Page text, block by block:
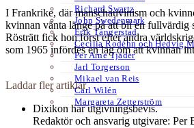
Richard Swartz
John Swedenmark
Erik Tängerstad
Cecilia Rodéhn och Hedvig
Per Arne Tjäder
Jarl Torgerson
Mikael van Reis
Carl Wilén
Margareta Zetterström
I Frankrike, där manschauvinism och
kvinnan vänta länge på att bli en fullvärdig
Rösträtt fick hon först efter andra
som 1965 infördes en lag om att kvinnan
Laddar fler artiklar
Dixikon har utgivningsbevis.
Redaktör och ansvarig utgivare: Per